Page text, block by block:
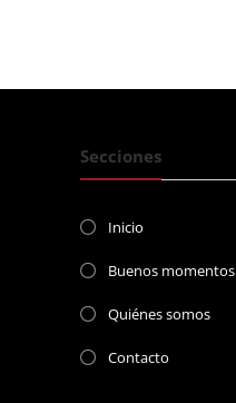
Secciones
Inicio
Buenos momentos
Quiénes somos
Contacto